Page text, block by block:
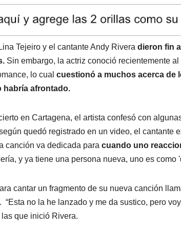
e
a
d
s
Tejeiro y el cantante Andy Rivera dieron fin
Sin embargo, la actriz conoció recientemente
lo cual cuestionó a muchos acerca de
habría afrontado.
en Cartagena, el artista confesó con
quedó registrado en un video, el cantante
canción va dedicada para cuando uno
y ya tiene una persona nueva, uno es como
cantar un fragmento de su nueva canción
no la he lanzado y me da sustico, pero
que inició Rivera.